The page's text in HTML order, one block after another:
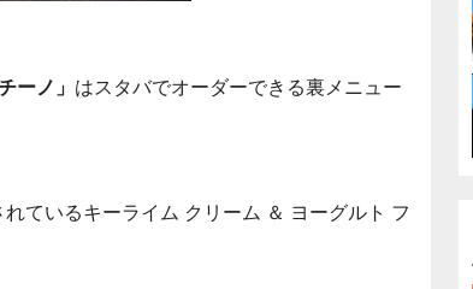
ーノ」 はスタバでオーダーできる裏メニュー
ているキーライム クリーム ＆ ヨーグルト フ